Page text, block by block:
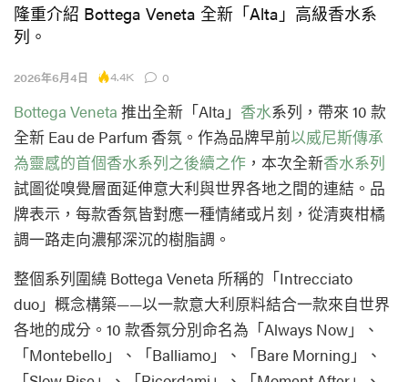
隆重介紹 Bottega Veneta 全新「Alta」高級香水系
列。
2026年6月4日 4.4K 0
Bottega Veneta 推出全新「Alta」 香水系列，帶來 10 款
全新 Eau de Parfum 香氛。作為品牌早前以威尼斯傳承
為靈感的首個香水系列之後續之作 ，本次全新香水系列
試圖從嗅覺層面延伸意大利與世界各地之間的連結。品
牌表示，每款香氛皆對應一種情緒或片刻，從清爽柑橘
調一路走向濃郁深沉的樹脂調。
整個系列圍繞 Bottega Veneta 所稱的「Intrecciato
duo」概念構築——以一款意大利原料結合一款來自世界
各地的成分。10 款香氛分別命名為「Always Now」、
「Montebello」、「Balliamo」、「Bare Morning」、